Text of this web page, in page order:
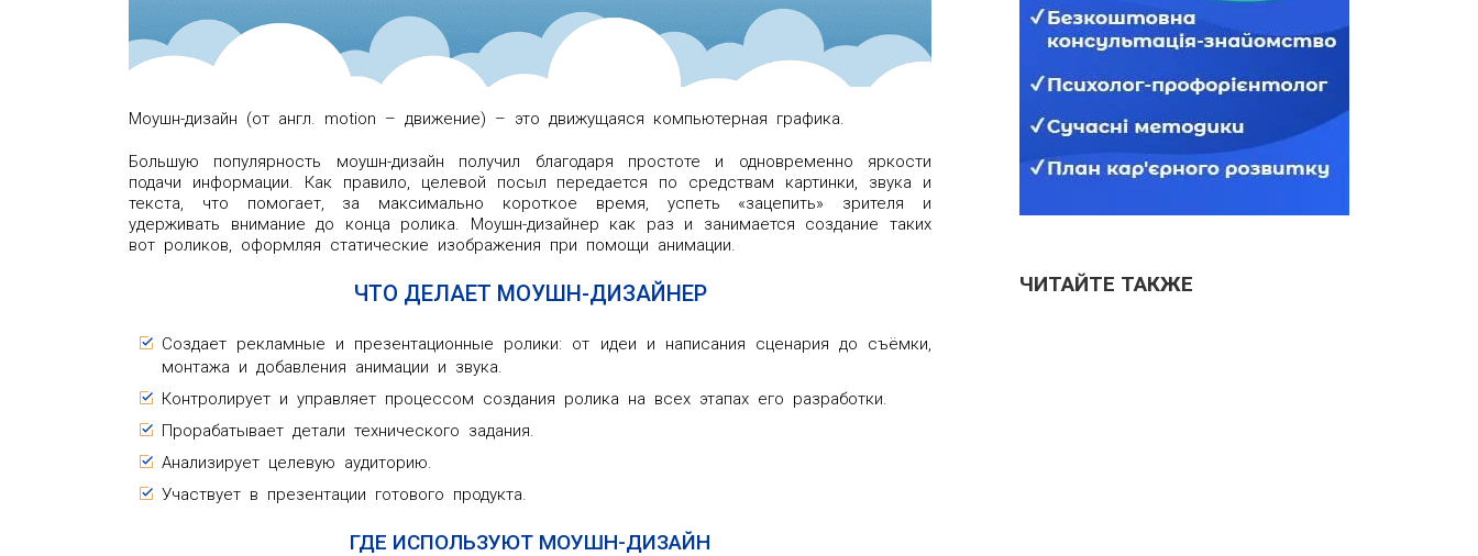
Моушн-дизайн (от англ. motion – движение) – это движущаяся компьютерная графика.
Большую популярность моушн-дизайн получил благодаря простоте и одновременно яркости
подачи информации. Как правило, целевой посыл передается по средствам картинки, звука и
текста, что помогает, за максимально короткое время, успеть «зацепить» зрителя и
удерживать внимание до конца ролика. Моушн-дизайнер как раз и занимается создание таких
вот роликов, оформляя статические изображения при помощи анимации.
ЧТО ДЕЛАЕТ МОУШН-ДИЗАЙНЕР
Создает рекламные и презентационные ролики: от идеи и написания сценария до съёмки,
монтажа и добавления анимации и звука.
Контролирует и управляет процессом создания ролика на всех этапах его разработки.
Прорабатывает детали технического задания.
Анализирует целевую аудиторию.
Участвует в презентации готового продукта.
ГДЕ ИСПОЛЬЗУЮТ МОУШН-ДИЗАЙН
ЧИТАЙТЕ ТАКЖЕ